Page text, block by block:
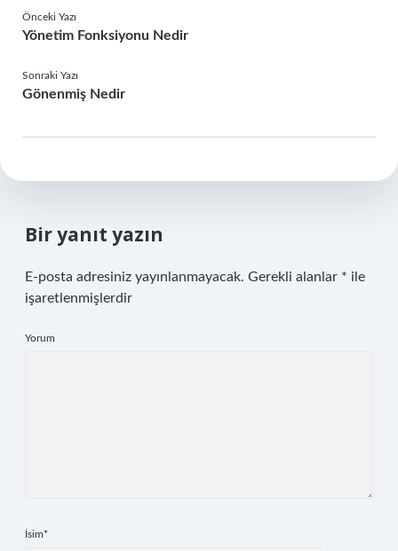
Önceki Yazı
Yönetim Fonksiyonu Nedir
Sonraki Yazı
Gönenmiş Nedir
Bir yanıt yazın
E-posta adresiniz yayınlanmayacak. Gerekli alanlar * ile
işaretlenmişlerdir
Yorum
İsim*